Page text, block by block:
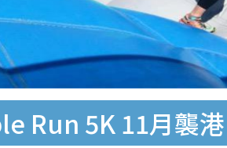
Run 5K 11月襲港